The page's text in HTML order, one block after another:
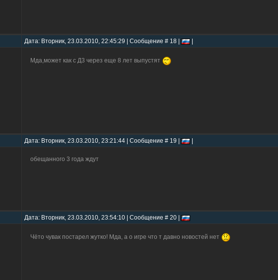
Дата: Вторник, 23.03.2010, 22:45:29 | Сообщение # 18 |
Мда,может как с Д3 через еще 8 лет выпустят
Дата: Вторник, 23.03.2010, 23:21:44 | Сообщение # 19 |
обещанного 3 года ждут
Дата: Вторник, 23.03.2010, 23:54:10 | Сообщение # 20 |
Чёто чувак постарел жутко! Мда, а о игре что т давно новостей нет